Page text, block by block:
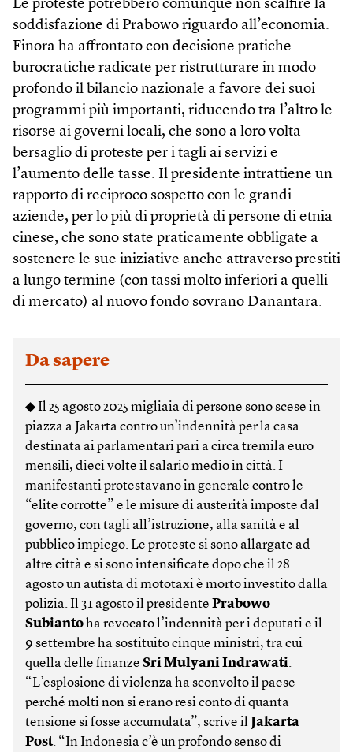
Le proteste potrebbero comunque non scalfire la
soddisfazione di Prabowo riguardo all’economia.
Finora ha affrontato con decisione pratiche
burocratiche radicate per ristrutturare in modo
profondo il bilancio nazionale a favore dei suoi
programmi più importanti, riducendo tra l’altro le
risorse ai governi locali, che sono a loro volta
bersaglio di proteste per i tagli ai servizi e
l’aumento delle tasse. Il presidente intrattiene un
rapporto di reciproco sospetto con le grandi
aziende, per lo più di proprietà di persone di etnia
cinese, che sono state praticamente obbligate a
sostenere le sue iniziative anche attraverso prestiti
a lungo termine (con tassi molto inferiori a quelli
di mercato) al nuovo fondo sovrano Danantara.
Da sapere
◆ Il 25 agosto 2025 migliaia di persone sono scese in
piazza a Jakarta contro un’indennità per la casa
destinata ai parlamentari pari a circa tremila euro
mensili, dieci volte il salario medio in città. I
manifestanti protestavano in generale contro le
“elite corrotte” e le misure di austerità imposte dal
governo, con tagli all’istruzione, alla sanità e al
pubblico impiego. Le proteste si sono allargate ad
altre città e si sono intensificate dopo che il 28
agosto un autista di mototaxi è morto investito dalla
polizia. Il 31 agosto il presidente Prabowo
Subiantoha revocato l’indennità per i deputati e il
9 settembre ha sostituito cinque ministri, tra cui
quella delle finanze Sri Mulyani Indrawati.
“L’esplosione di violenza ha sconvolto il paese
perché molti non si erano resi conto di quanta
tensione si fosse accumulata”, scrive il Jakarta
Post. “In Indonesia c’è un profondo senso di